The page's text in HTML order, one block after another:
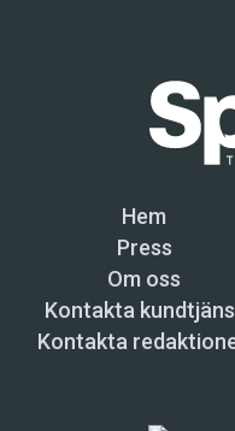
Hem
Press
Om oss
Kontakta
Kontakta